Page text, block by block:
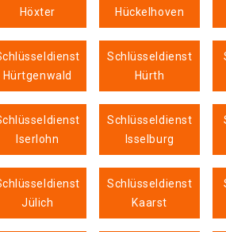
Höxter
Hückelhoven
Hürtgenwald
Schlüsseldienst
Hürth
Iserlohn
Schlüsseldienst
Isselburg
Jülich
Schlüsseldienst
Kaarst